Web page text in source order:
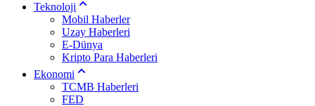
Teknoloji
Mobil Haberler
Uzay Haberleri
E-Dünya
Kripto Para Haberleri
Ekonomi
TCMB Haberleri
FED